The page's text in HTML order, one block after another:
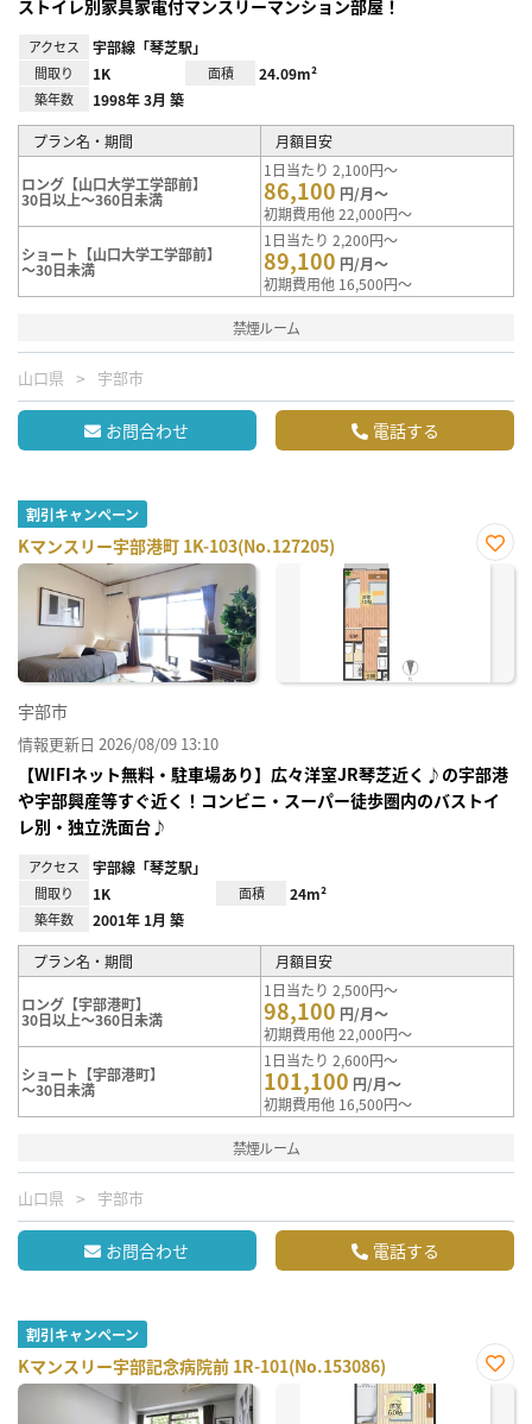
ストイレ別家具家電付マンスリーマンション部屋！
アクセス 宇部線「琴芝駅」
間取り 1K 面積 24.09m²
築年数 1998年 3月 築
プラン名・期間 月額目安
ロング【山口大学工学部前】
30日以上～360日未満
1日当たり 2,100円～
86,100 円/月～
初期費用他 22,000円～
ショート【山口大学工学部前】
～30日未満
1日当たり 2,200円～
89,100 円/月～
初期費用他 16,500円～
禁煙ルーム
山口県 宇部市
お問合わせ 電話する
割引キャンペーン
Kマンスリー宇部港町 1K-103(No.127205)
お気
宇部市
情報更新日 2026/08/09 13:10
【WIFIネット無料・駐車場あり】広々洋室JR琴芝近く♪の宇部港
や宇部興産等すぐ近く！コンビニ・スーパー徒歩圏内のバストイ
レ別・独立洗面台♪
アクセス 宇部線「琴芝駅」
間取り 1K 面積 24m²
築年数 2001年 1月 築
プラン名・期間 月額目安
ロング【宇部港町】
30日以上～360日未満
1日当たり 2,500円～
98,100 円/月～
初期費用他 22,000円～
ショート【宇部港町】
～30日未満
1日当たり 2,600円～
101,100 円/月～
初期費用他 16,500円～
禁煙ルーム
山口県 宇部市
お問合わせ 電話する
割引キャンペーン
Kマンスリー宇部記念病院前 1R-101(No.153086)
お気